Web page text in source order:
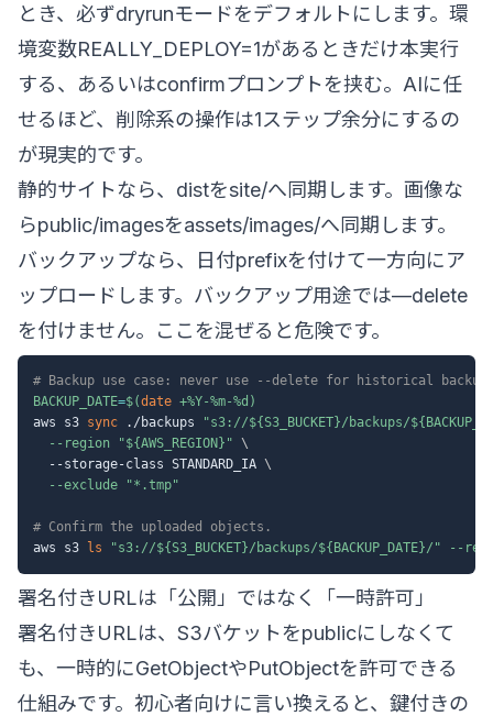
とき、必ずdryrunモードをデフォルトにします。環
境変数REALLY_DEPLOY=1があるときだけ本実行
する、あるいはconfirmプロンプトを挟む。AIに任
せるほど、削除系の操作は1ステップ余分にするの
が現実的です。
静的サイトなら、distをsite/へ同期します。画像な
らpublic/imagesをassets/images/へ同期します。
バックアップなら、日付prefixを付けて一方向にア
ップロードします。バックアップ用途では—delete
を付けません。ここを混ぜると危険です。
# Backup use case: never use --delete for historical
BACKUP_DATE=$(date +%Y-%m-%d )
aws s3 sync ./backups "s3://${S3_BUCKET}/backups/
--region
"${AWS_REGION} " \
  --storage-class STANDARD_IA
\
--exclude
"*.tmp"
# Confirm the uploaded objects.
aws s3
ls "s3://${S3_BUCKET}/backups/${BACKUP_DATE}/" --
署名付きURLは「公開」ではなく「一時許可」
署名付きURLは、S3バケットをpublicにしなくて
も、一時的にGetObjectやPutObjectを許可できる
仕組みです。初心者向けに言い換えると、鍵付きの